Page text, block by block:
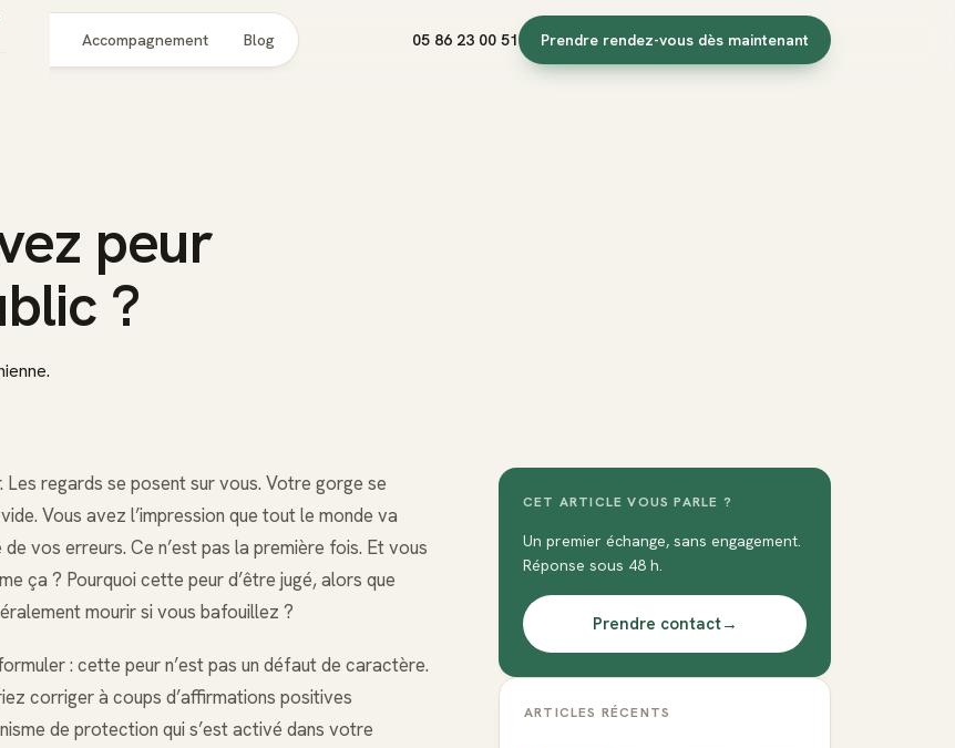
Accompagnement Blog 05 86 23 00 51 Prendre rendez-vous dès maintenant
peur
?
regards se posent sur vous. Votre gorge se
Vous avez l’impression que tout le monde va
vos erreurs. Ce n’est pas la première fois. Et vous
ça ? Pourquoi cette peur d’être jugé, alors que
mourir si vous bafouillez ?
: cette peur n’est pas un défaut de caractère.
corriger à coups d’affirmations positives
de protection qui s’est activé dans votre
CET ARTICLE VOUS PARLE ?
Un premier échange, sans engagement.
Réponse sous 48 h.
Prendre contact→
ARTICLES RÉCENTS